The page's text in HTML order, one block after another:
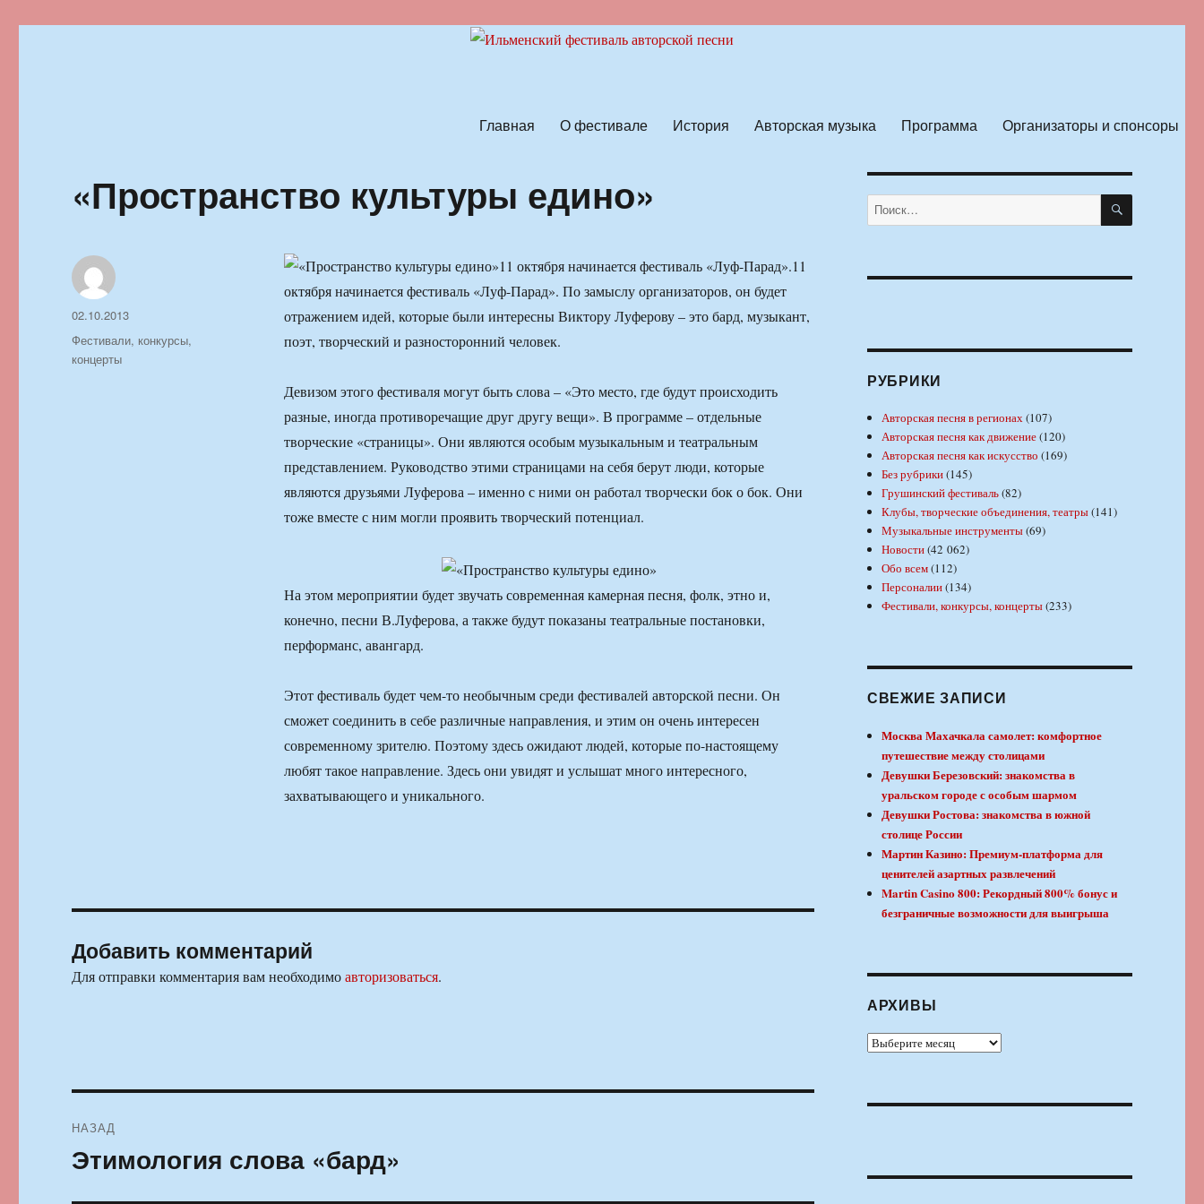
Главная О фестивале История Авторская музыка Программа Организаторы и спонсоры
«Пространство культуры едино»
11 октября начинается фестиваль «Луф-Парад».11
октября начинается фестиваль «Луф-Парад». По замыслу организаторов, он будет
отражением идей, которые были интересны Виктору Луферову – это бард, музыкант,
поэт, творческий и разносторонний человек.
Девизом этого фестиваля могут быть слова – «Это место, где будут происходить
разные, иногда противоречащие друг другу вещи». В программе – отдельные
творческие «страницы». Они являются особым музыкальным и театральным
представлением. Руководство этими страницами на себя берут люди, которые
являются друзьями Луферова – именно с ними он работал творчески бок о бок. Они
тоже вместе с ним могли проявить творческий потенциал.
На этом мероприятии будет звучать современная камерная песня, фолк, этно и,
конечно, песни В.Луферова, а также будут показаны театральные постановки,
перформанс, авангард.
Этот фестиваль будет чем-то необычным среди фестивалей авторской песни. Он
сможет соединить в себе различные направления, и этим он очень интересен
современному зрителю. Поэтому здесь ожидают людей, которые по-настоящему
любят такое направление. Здесь они увидят и услышат много интересного,
захватывающего и уникального.
Автор
Опубликовано
02.10.2013
Рубрики
Фестивали, конкурсы,
концерты
Добавить комментарий
Для отправки комментария вам необходимоавторизоваться.
по
НАЗАД
Предыдущая
Этимология слова «бард»
Искать: ПОИСК
РУБРИКИ
Авторская песня в регионах(107)
Авторская песня как движение(120)
Авторская песня как искусство (169)
Без рубрики(145)
Грушинский фестиваль(82)
Клубы, творческие объединения, театры(141)
Музыкальные инструменты(69)
Новости(42 062)
Обо всем(112)
Персоналии(134)
Фестивали, конкурсы, концерты(233)
СВЕЖИЕ ЗАПИСИ
Москва Махачкала самолет: комфортное
путешествие между столицами
Девушки Березовский: знакомства в
уральском городе с особым шармом
Девушки Ростова: знакомства в южной
столице России
Мартин Казино: Премиум-платформа для
ценителей азартных развлечений
Martin Casino 800: Рекордный 800% бонус и
безграничные возможности для выигрыша
АРХИВЫ
Архивы